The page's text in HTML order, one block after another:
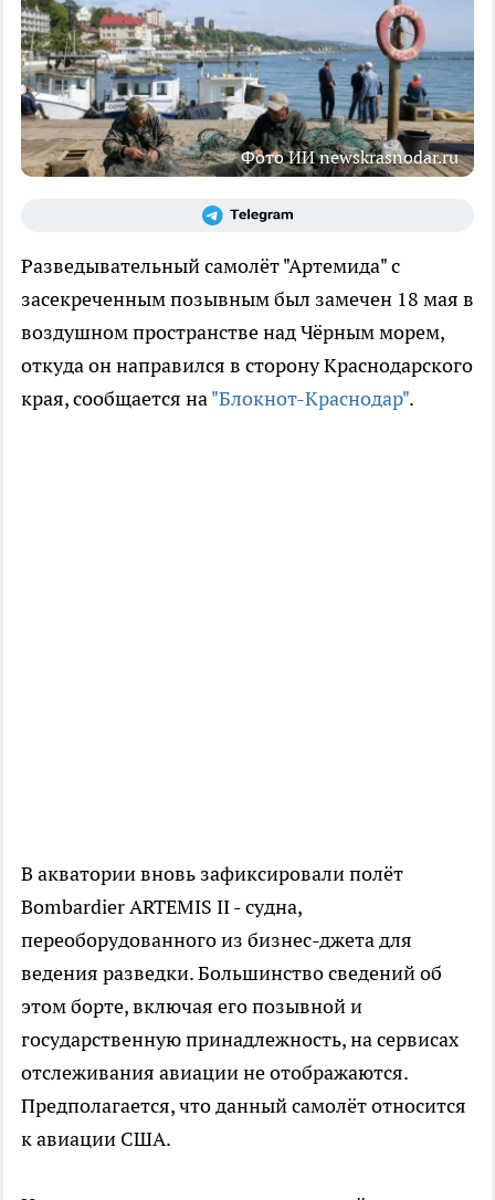
Фото ИИ newskrasnodar.ru
Разведывательный самолёт "Артемида" с
засекреченным позывным был замечен 18 мая в
воздушном пространстве над Чёрным морем,
откуда он направился в сторону Краснодарского
края, сообщается на"Блокнот-Краснодар".
В акватории вновь зафиксировали полёт
Bombardier ARTEMIS II - судна,
переоборудованного из бизнес-джета для
ведения разведки. Большинство сведений об
этом борте, включая его позывной и
государственную принадлежность, на сервисах
отслеживания авиации не отображаются.
Предполагается, что данный самолёт относится
к авиации США.